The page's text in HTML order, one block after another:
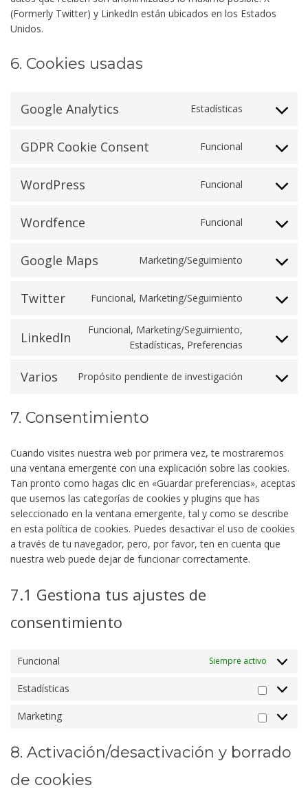
(Formerly Twitter) y LinkedIn están ubicados en los Estados
Unidos.
6. Cookies usadas
Google Analytics Estadísticas
Consent
service
GDPR Cookie Consent Funcional
Consent
service
consent
WordPress Funcional
Consent
service
Wordfence Funcional
Consent
service
Google Maps Marketing/Seguimiento
Consent
service
Twitter Funcional, Marketing/Seguimiento
Consent
service
LinkedIn
Funcional, Marketing/Seguimiento,
Estadísticas, Preferencias
Consent
service
Varios Propósito pendiente de investigación
Consent
7. Consentimiento
Cuando visites nuestra web por primera vez, te mostraremos
una ventana emergente con una explicación sobre las cookies.
Tan pronto como hagas clic en «Guardar preferencias», aceptas
que usemos las categorías de cookies y plugins que has
seleccionado en la ventana emergente, tal y como se describe
en esta política de cookies. Puedes desactivar el uso de cookies
a través de tu navegador, pero, por favor, ten en cuenta que
nuestra web puede dejar de funcionar correctamente.
7.1 Gestiona tus ajustes de
consentimiento
Funcional Siempre activo
Estadísticas
Marketing
8. Activación/desactivación y borrado
de cookies